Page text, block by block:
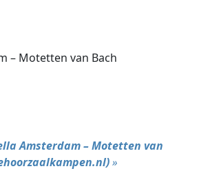
– Motetten van Bach
Amsterdam – Motetten van
»